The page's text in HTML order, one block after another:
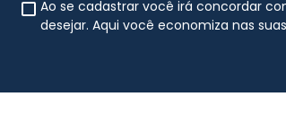
Ao se cadastrar você irá concordar
desejar. Aqui você economiza nas